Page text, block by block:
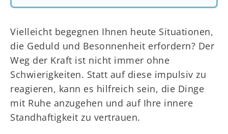
Vielleicht begegnen Ihnen heute Situationen,
die Geduld und Besonnenheit erfordern? Der
Weg der Kraft ist nicht immer ohne
Schwierigkeiten. Statt auf diese impulsiv zu
reagieren, kann es hilfreich sein, die Dinge
mit Ruhe anzugehen und auf Ihre innere
Standhaftigkeit zu vertrauen.